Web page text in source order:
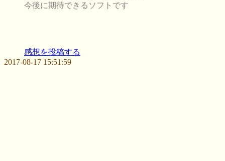
今後に期待できるソフトです
感想を投稿する
2017-08-17 15:51:59